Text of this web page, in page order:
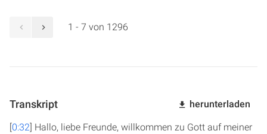
1 - 7 von 1296
Transkript herunterladen
[0:32] Hallo, liebe Freunde, willkommen zu Gott auf meiner